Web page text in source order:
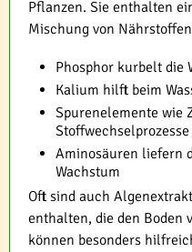
Pflanzen. Sie enthalten
Mischung von
Phosphor kurbelt die
Kalium hilft beim
Spurenelemente wie
Aminosäuren liefern
Wachstum
Oft sind auch
enthalten, die den Boden
können besonders